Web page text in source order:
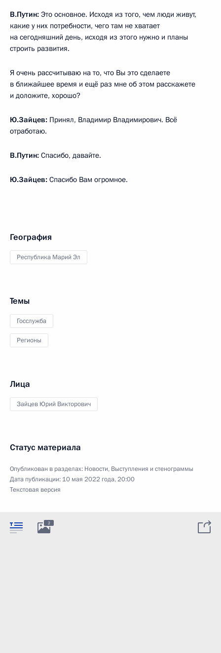
В.Путин: Это основное. Исходя из того, чем люди живут,
какие у них потребности, чего там не хватает
на сегодняшний день, исходя из этого нужно и планы
строить развития.
Я очень рассчитываю на то, что Вы это сделаете
в ближайшее время и ещё раз мне об этом расскажете
и доложите, хорошо?
Ю.Зайцев: Принял, Владимир Владимирович. Всё
отработаю.
В.Путин: Спасибо, давайте.
Ю.Зайцев: Спасибо Вам огромное.
География
Республика Марий Эл
Темы
Госслужба
Регионы
Лица
Зайцев Юрий Викторович
Статус материала
Опубликован в разделах: Новости, Выступления и стенограммы
Дата публикации: 10 мая 2022 года, 20:00
Текстовая версия
2